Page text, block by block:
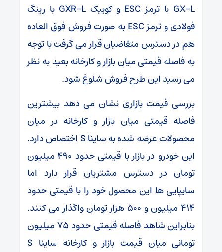
GX-L با ترمز ESC و کوییک GXR-L با رینگ
فولادی و ترمز ESC به صورت فروش فوق العاده
هم در دسترس متقاضیان قرار می گرفت با توجه
به فاصله قیمتی میان بازار و کارخانه بعید به نظر
می رسید این طرح فروش شلوغ شود.
بررسی قیمت بازاری نشان می دهد بیشترین
فاصله قیمتی میان بازار و کارخانه در میان
محصولات عرضه شده به ساینا S اختصاص دارد.
این خودرو در بازار با قیمتی حدود ۴۹۰ میلیون
تومان در دسترس مشتریان قرار دارد اما
سایپایی ها این محصول خود را با قیمتی حدود
۴۱۴ میلیون و ۵۰۰ هزار تومان واگذار می کنند.
بنابراین شاهد فاصله قیمتی حدود ۷۵ میلیون
تومانی میان قیمت بازار و کارخانه ساینا S